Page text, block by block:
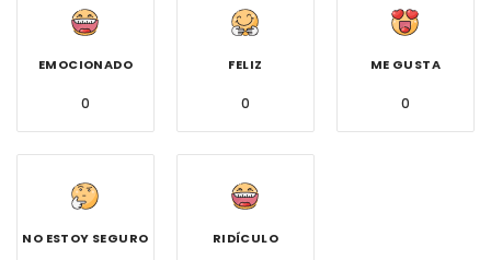
EMOCIONADO
0
FELIZ
0
ME GUSTA
0
NO ESTOY SEGURO RIDÍCULO